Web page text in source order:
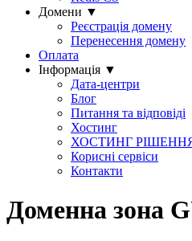
Домени ▼
Реєстрація домену
Перенесення домену
Оплата
Інформація ▼
Дата-центри
Блог
Питання та відповіді
Хостинг
ХОСТИНГ
Корисні сервіси
Контакти
Доменна зона